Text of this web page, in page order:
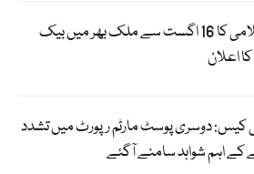
جماعت اسلامی کا 16 اگست سے ملک بھر میں بیک
اعلان
کیس: دوسری پوسٹ مارٹم رپورٹ میں تشدد
کے اہم شواہد سامنے آگئے